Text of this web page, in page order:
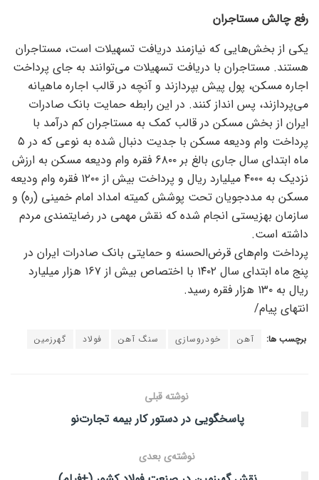
رفع چالش مستاجران
یکی از بخش‌هایی که نیازمند دریافت تسهیلات است، مستاجران
هستند. مستاجران با دریافت تسهیلات می‌توانند به جای پرداخت
اجاره مسکن، پول پیش بپردازند و آنچه در قالب اجاره ماهیانه
می‌پردازند، پس انداز کنند. در این رابطه حمایت بانک صادرات
ایران از بخش مسکن در قالب کمک به مستاجران کم درآمد با
پرداخت وام ودیعه مسکن با جدیت دنبال شده به نوعی که در ۵
ماه ابتدای سال جاری بالغ بر ۶۸۰۰ فقره وام ودیعه مسکن به ارزش
نزدیک به ۴۰۰۰ میلیارد ریال و پرداخت بیش از ۱۲۰۰ فقره وام ودیعه
مسکن به مددجویان تحت پوشش کمیته امداد امام خمینی (ره) و
سازمان بهزیستی انجام شده که نقش مهمی در رضایتمندی مردم
داشته است.
پرداخت وام‌های قرض‌الحسنه و حمایتی بانک صادرات ایران در
پنج ماه ابتدای سال ۱۴۰۲ با اختصاص بیش از ۱۶۷ هزار میلیارد
ریال به ۱۳۰ هزار فقره رسید.
انتهای پیام/
برچسب ها: آهن خودروسازی سنگ آهن فولاد گهرزمین
نوشته قبلی
پاسخگویی در دستور کار بیمه تجارت‌نو
نوشته‌ی بعدی